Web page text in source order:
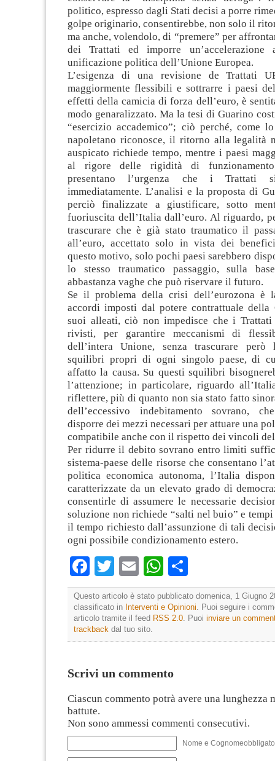
politico, espresso dagli Stati decisi a porre
golpe originario, consentirebbe, non solo il
ma anche, volendolo, di “premere” per
dei Trattati ed imporre un’accelerazione
unificazione politica dell’Unione Europea.
L’esigenza di una revisione de Trattati
maggiormente flessibili e sottrarre i paesi
effetti della camicia di forza dell’euro, è
modo genaralizzato. Ma la tesi di Guarino
“esercizio accademico”; ciò perché, come
napoletano riconosce, il ritorno alla legalità
auspicato richiede tempo, mentre i paesi
al rigore delle rigidità di funzionamento
presentano l’urgenza che i Trattati
immediatamente. L’analisi e la proposta di
perciò finalizzate a giustificare, sotto
fuoriuscita dell’Italia dall’euro. Al riguardo,
trascurare che è già stato traumatico il
all’euro, accettato solo in vista dei
questo motivo, solo pochi paesi sarebbero
lo stesso traumatico passaggio, sulla
abbastanza vaghe che può riservare il futuro.
Se il problema della crisi dell’eurozona è
accordi imposti dal potere contrattuale della
suoi alleati, ciò non impedisce che i Trattati
rivisti, per garantire meccanismi di
dell’intera Unione, senza trascurare però
squilibri propri di ogni singolo paese, di
affatto la causa. Su questi squilibri
l’attenzione; in particolare, riguardo
riflettere, più di quanto non sia stato fatto
dell’eccessivo indebitamento sovrano,
disporre dei mezzi necessari per attuare una
compatibile anche con il rispetto dei vincoli
Per ridurre il debito sovrano entro limiti
sistema-paese delle risorse che consentano
politica economica autonoma, l’Italia
caratterizzate da un elevato grado di
consentirle di assumere le necessarie
soluzione non richiede “salti nel buio” e
il tempo richiesto dall’assunzione di tali
ogni possibile condizionamento estero.
Facebook
Twitter
EmailWhatsApp
Questo articolo è stato pubblicato domenica, 1 Giugno
classificato in Interventi e Opinioni . Puoi seguire i
articolo tramite il feed RSS 2.0 . Puoi inviare un
trackback dal tuo sito.
Scrivi un commento
Ciascun commento potrà avere una lunghezza
battute.
Non sono ammessi commenti consecutivi.
Nome e